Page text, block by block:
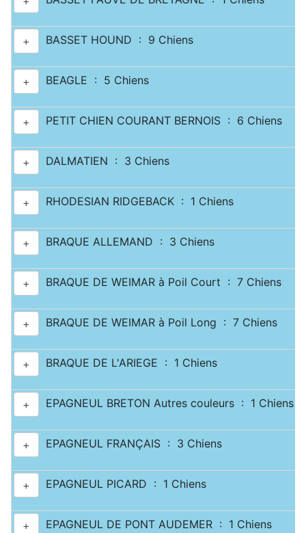
+ BASSET HOUND : 9 Chiens
+ BEAGLE : 5 Chiens
+ PETIT CHIEN COURANT BERNOIS : 6 Chiens
+ DALMATIEN : 3 Chiens
+ RHODESIAN RIDGEBACK : 1 Chiens
+ BRAQUE ALLEMAND : 3 Chiens
+ BRAQUE DE WEIMAR à Poil Court : 7 Chiens
+ BRAQUE DE WEIMAR à Poil Long : 7 Chiens
+ BRAQUE DE L'ARIEGE : 1 Chiens
+ EPAGNEUL BRETON Autres couleurs : 1 Chiens
+ EPAGNEUL FRANÇAIS : 3 Chiens
+ EPAGNEUL PICARD : 1 Chiens
+ EPAGNEUL DE PONT AUDEMER : 1 Chiens